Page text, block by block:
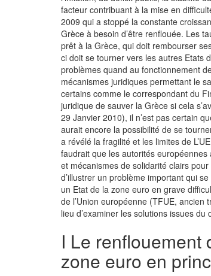
facteur contribuant à la mise en
2009 qui a stoppé la constante
Grèce à besoin d’être renflouée. Les
prêt à la Grèce, qui doit rembourser
ci doit se tourner vers les autres Etats
problèmes quand au fonctionnement
mécanismes juridiques permettant le
certains comme le correspondant du
juridique de sauver la Grèce si cela
29 Janvier 2010), il n’est pas certain
aurait encore la possibilité de se
a révélé la fragilité et les limites de
faudrait que les autorités
et mécanismes de solidarité clairs
d’illustrer un problème important qui
un Etat de la zone euro en grave
de l’Union européenne (TFUE,
lieu d’examiner les solutions issues du
I Le renflouement
zone euro en